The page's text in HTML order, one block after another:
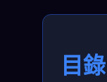
目錄